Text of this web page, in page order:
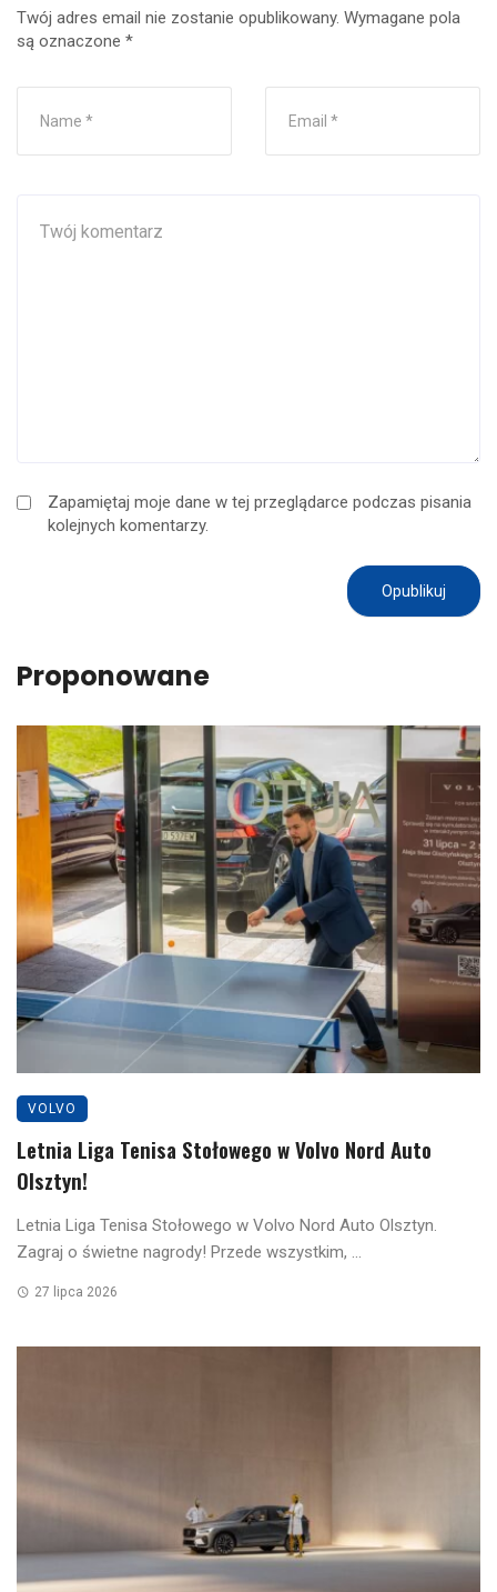
Twój adres email nie zostanie opublikowany. Wymagane pola
są oznaczone *
Zapamiętaj moje dane w tej przeglądarce podczas pisania
kolejnych komentarzy.
Proponowane
VOLVO
Letnia Liga Tenisa Stołowego w Volvo Nord Auto
Olsztyn!
Letnia Liga Tenisa Stołowego w Volvo Nord Auto Olsztyn.
Zagraj o świetne nagrody! Przede wszystkim, ...
27 lipca 2026